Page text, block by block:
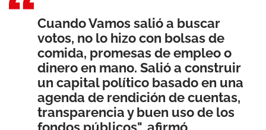
Cuando Vamos salió a buscar
votos, no lo hizo con bolsas de
comida, promesas de empleo o
dinero en mano. Salió a construir
un capital político basado en una
agenda de rendición de cuentas,
transparencia y buen uso de los